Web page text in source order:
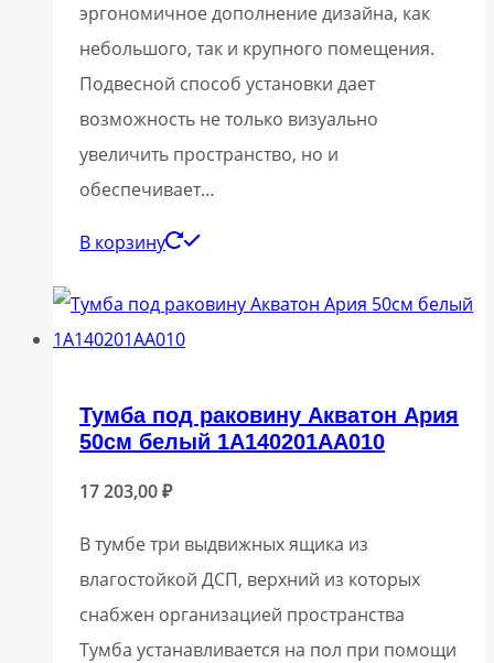
эргономичное дополнение дизайна, как
небольшого, так и крупного помещения.
Подвесной способ установки дает
возможность не только визуально
увеличить пространство, но и
обеспечивает…
В корзину
Тумба под раковину Акватон Ария
50см белый 1A140201AA010
17 203,00₽
В тумбе три выдвижных ящика из
влагостойкой ДСП, верхний из которых
снабжен организацией пространства
Тумба устанавливается на пол при помощи